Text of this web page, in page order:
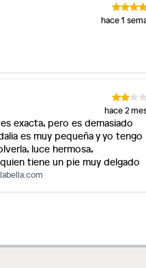
hace 1
hace 2
exacta, pero es demasiado
es muy pequeña y yo tengo
luce hermosa,
tiene un pie muy delgado